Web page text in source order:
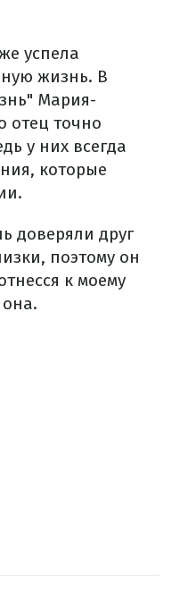
успела
жизнь. В
Мария-
отец точно
у них всегда
которые
доверяли друг
поэтому он
к моему